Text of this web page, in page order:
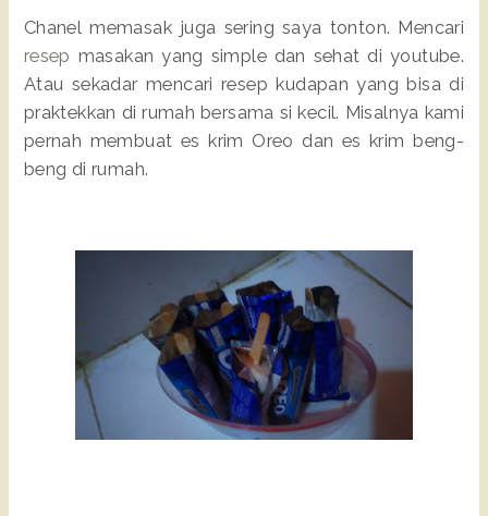
Chanel memasak juga sering saya tonton. Mencari
resep masakan yang simple dan sehat di youtube.
Atau sekadar mencari resep kudapan yang bisa di
praktekkan di rumah bersama si kecil. Misalnya kami
pernah membuat es krim Oreo dan es krim beng-
beng di rumah.